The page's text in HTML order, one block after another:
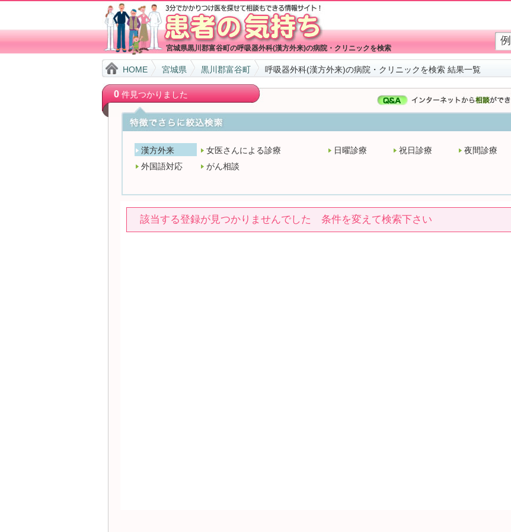
宮城県黒川郡富谷町の呼吸器外科(漢方外来)の病院・クリニックを検索
HOME 宮城県 黒川郡富谷町 呼吸器外科(漢方外来)の病院・クリニックを検索 結果一覧
0件見つかりました
漢方外来 女医さんによる診療 日曜診療 祝日診療 夜間診療
外国語対応
がん相談
該当する登録が見つかりませんでした 条件を変えて検索下さい